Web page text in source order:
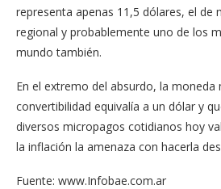
representa apenas 11,5 dólares, el de
regional y probablemente uno de los
mundo también.
En el extremo del absurdo, la moneda
convertibilidad equivalía a un dólar y
diversos micropagos cotidianos hoy
la inflación la amenaza con hacerla
Fuente: www.Infobae.com.ar